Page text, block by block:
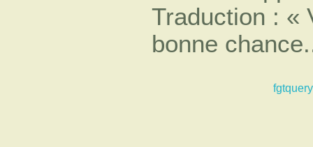
Traduction : «
bonne